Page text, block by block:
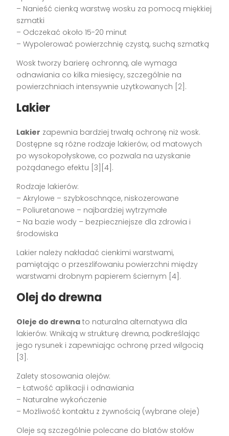
– Nanieść cienką warstwę wosku za pomocą miękkiej
szmatki
– Odczekać około 15-20 minut
– Wypolerować powierzchnię czystą, suchą szmatką
Wosk tworzy barierę ochronną, ale wymaga
odnawiania co kilka miesięcy, szczególnie na
powierzchniach intensywnie użytkowanych [2].
Lakier
Lakier zapewnia bardziej trwałą ochronę niż wosk.
Dostępne są różne rodzaje lakierów, od matowych
po wysokopołyskowe, co pozwala na uzyskanie
pożądanego efektu [3][4].
Rodzaje lakierów:
– Akrylowe – szybkoschnące, niskozerowane
– Poliuretanowe – najbardziej wytrzymałe
– Na bazie wody – bezpieczniejsze dla zdrowia i
środowiska
Lakier należy nakładać cienkimi warstwami,
pamiętając o przeszlifowaniu powierzchni między
warstwami drobnym papierem ściernym [4].
Olej do drewna
Oleje do drewna to naturalna alternatywa dla
lakierów. Wnikają w strukturę drewna, podkreślając
jego rysunek i zapewniając ochronę przed wilgocią
[3].
Zalety stosowania olejów:
– Łatwość aplikacji i odnawiania
– Naturalne wykończenie
– Możliwość kontaktu z żywnością (wybrane oleje)
Oleje są szczególnie polecane do blatów stołów